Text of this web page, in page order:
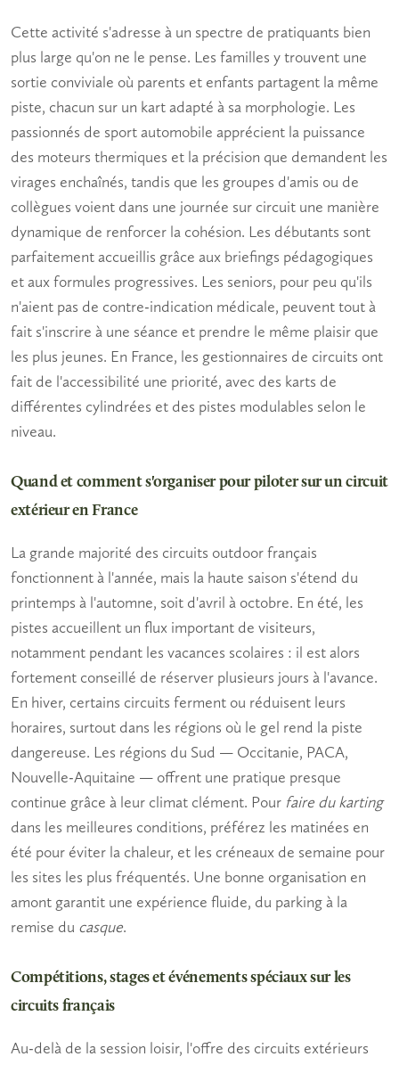
Cette activité s'adresse à un spectre de pratiquants bien
plus large qu'on ne le pense. Les familles y trouvent une
sortie conviviale où parents et enfants partagent la même
piste, chacun sur un kart adapté à sa morphologie. Les
passionnés de sport automobile apprécient la puissance
des moteurs thermiques et la précision que demandent les
virages enchaînés, tandis que les groupes d'amis ou de
collègues voient dans une journée sur circuit une manière
dynamique de renforcer la cohésion. Les débutants sont
parfaitement accueillis grâce aux briefings pédagogiques
et aux formules progressives. Les seniors, pour peu qu'ils
n'aient pas de contre-indication médicale, peuvent tout à
fait s'inscrire à une séance et prendre le même plaisir que
les plus jeunes. En France, les gestionnaires de circuits ont
fait de l'accessibilité une priorité, avec des karts de
différentes cylindrées et des pistes modulables selon le
niveau.
Quand et comment s'organiser pour piloter sur un circuit
extérieur en France
La grande majorité des circuits outdoor français
fonctionnent à l'année, mais la haute saison s'étend du
printemps à l'automne, soit d'avril à octobre. En été, les
pistes accueillent un flux important de visiteurs,
notamment pendant les vacances scolaires : il est alors
fortement conseillé de réserver plusieurs jours à l'avance.
En hiver, certains circuits ferment ou réduisent leurs
horaires, surtout dans les régions où le gel rend la piste
dangereuse. Les régions du Sud — Occitanie, PACA,
Nouvelle-Aquitaine — offrent une pratique presque
continue grâce à leur climat clément. Pour faire du karting
dans les meilleures conditions, préférez les matinées en
été pour éviter la chaleur, et les créneaux de semaine pour
les sites les plus fréquentés. Une bonne organisation en
amont garantit une expérience fluide, du parking à la
remise du casque.
Compétitions, stages et événements spéciaux sur les
circuits français
Au-delà de la session loisir, l'offre des circuits extérieurs